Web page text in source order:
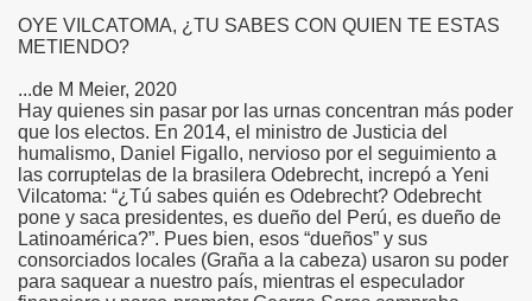
OYE VILCATOMA, ¿TU SABES CON QUIEN TE ESTAS
METIENDO?
...de M Meier, 2020
Hay quienes sin pasar por las urnas concentran más poder
que los electos. En 2014, el ministro de Justicia del
humalismo, Daniel Figallo, nervioso por el seguimiento a
las corruptelas de la brasilera Odebrecht, increpó a Yeni
Vilcatoma: “¿Tú sabes quién es Odebrecht? Odebrecht
pone y saca presidentes, es dueño del Perú, es dueño de
Latinoamérica?”. Pues bien, esos “dueños” y sus
consorciados locales (Graña a la cabeza) usaron su poder
para saquear a nuestro país, mientras el especulador